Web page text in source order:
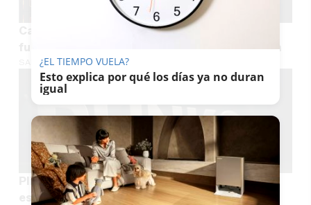
Casinos sin registro en España qué son y cómo
funcionan los casinos online sin cuenta clásica
SARA GUERRA
Plinko en España cómo jugar seguro y con
estrategia
¿EL TIEMPO VUELA?
Esto explica por qué los días ya no duran
igual